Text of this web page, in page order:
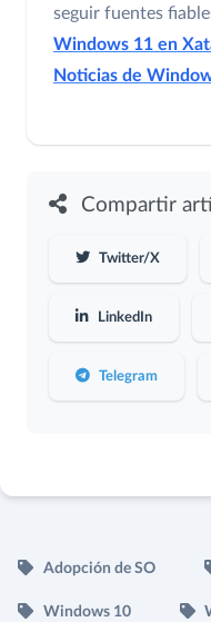
seguir fuentes
Windows 11 en
Noticias de
Compartir
Twitter/X
LinkedIn
Telegram
Adopción de SO
Windows 10